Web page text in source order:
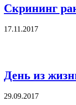
Скрининг
17.11.2017
День из
29.09.2017